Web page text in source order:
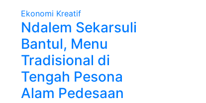
Ekonomi Kreatif
Ndalem Sekarsuli
Bantul, Menu
Tradisional di
Tengah Pesona
Alam Pedesaan